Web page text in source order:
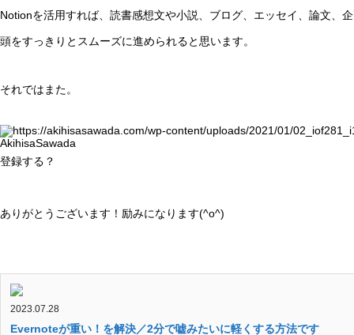
Notionを活用すれば、読書感想文や小説、ブログ、エッセイ、論文、
頭をすっきりとスムーズに進められると思います。
それではまた。
AkihisaSawada
登録する？
ありがとうございます！励みになります(^o^)
2023.07.28
Evernoteが重い！を解決／2分で嘘みたいに軽くする方法です